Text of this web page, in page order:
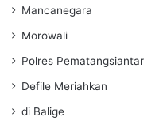
Mancanegara
Morowali
Polres Pematangsiantar
Defile Meriahkan
di Balige